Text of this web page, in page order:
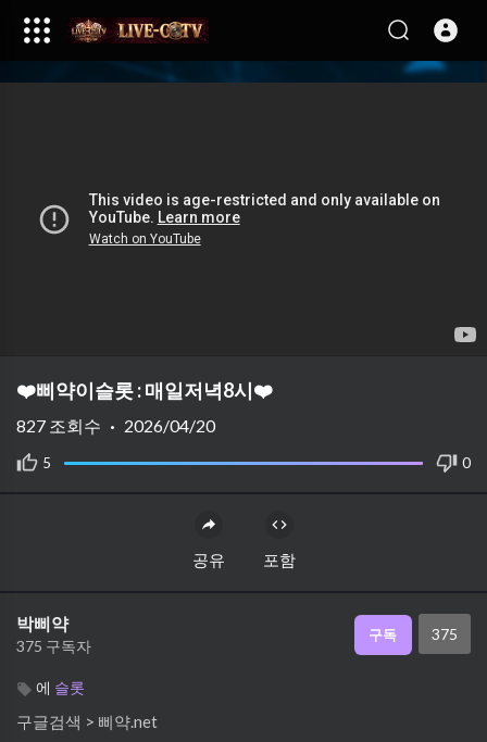
❤️삐약이슬롯 : 매일저녁8시❤️
5 0
827 조회수 · 2026/04/20
공유 포함
박삐약
375 구독자
구독 375
에 슬롯
구글검색 > 삐약.net